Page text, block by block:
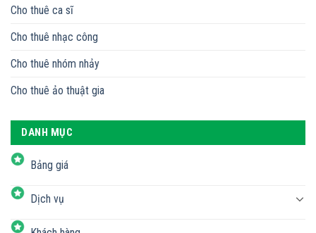
Cho thuê ca sĩ
Cho thuê nhạc công
Cho thuê nhóm nhảy
Cho thuê ảo thuật gia
DANH MỤC
Bảng giá
Dịch vụ